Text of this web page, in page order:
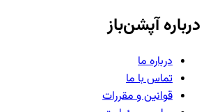
درباره آپشن‌باز
درباره ما
تماس با ما
قوانین و مقررات